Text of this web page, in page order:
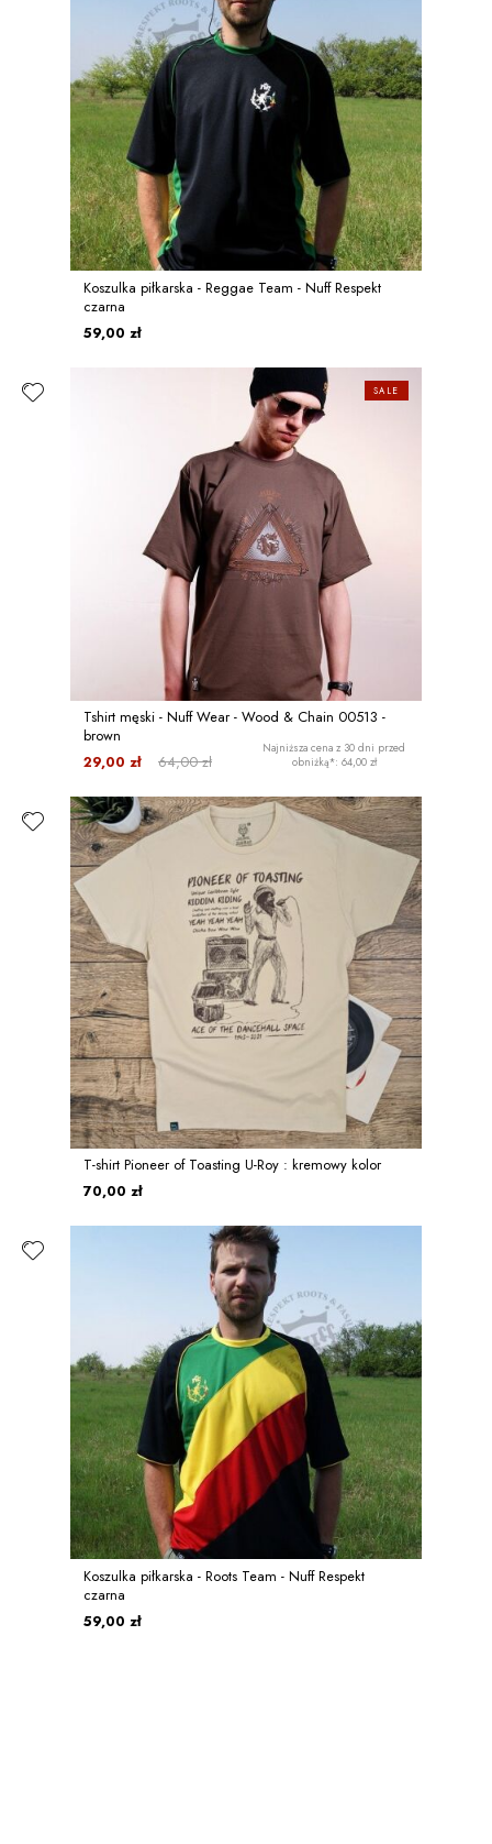
Koszulka piłkarska - Reggae Team - Nuff Respekt
czarna
59,00 zł
Tshirt męski - Nuff Wear - Wood & Chain 00513 -
brown
64,00 zł
29,00 zł
Najniższa cena z 30 dni przed
obniżką*: 64,00 zł
SALE
T-shirt Pioneer of Toasting U-Roy : kremowy kolor
70,00 zł
Koszulka piłkarska - Roots Team - Nuff Respekt
czarna
59,00 zł